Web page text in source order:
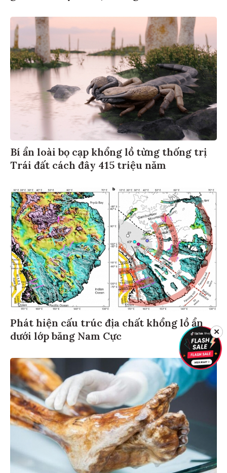
Bí ẩn loài bọ cạp khổng lồ từng thống trị
Trái đất cách đây 415 triệu năm
Phát hiện cấu trúc địa chất khổng lồ ẩn
dưới lớp băng Nam Cực
✕